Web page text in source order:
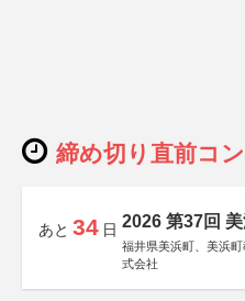
締め切り直前コ
あと 34 日 2026 第37回
福井県美浜町、美浜
式会社